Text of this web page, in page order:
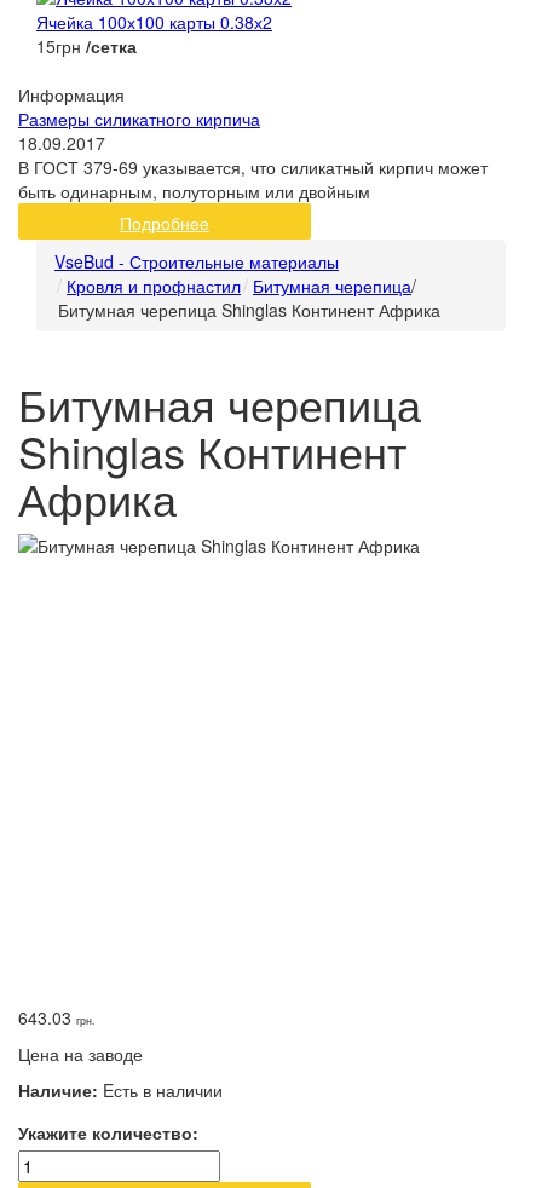
Ячейка 100х100 карты 0.38х2
15грн /сетка
Информация
Размеры силикатного кирпича
18.09.2017
В ГОСТ 379-69 указывается, что силикатный кирпич может
быть одинарным, полуторным или двойным
Подробнее
VseBud - Строительные материалы
Кровля и профнастил Битумная черепица/
Битумная черепица Shinglas Континент Африка
Битумная черепица
Shinglas Континент
Африка
643.03 грн.
Цена на заводе
Наличие: Eсть в наличии
Укажите количество: